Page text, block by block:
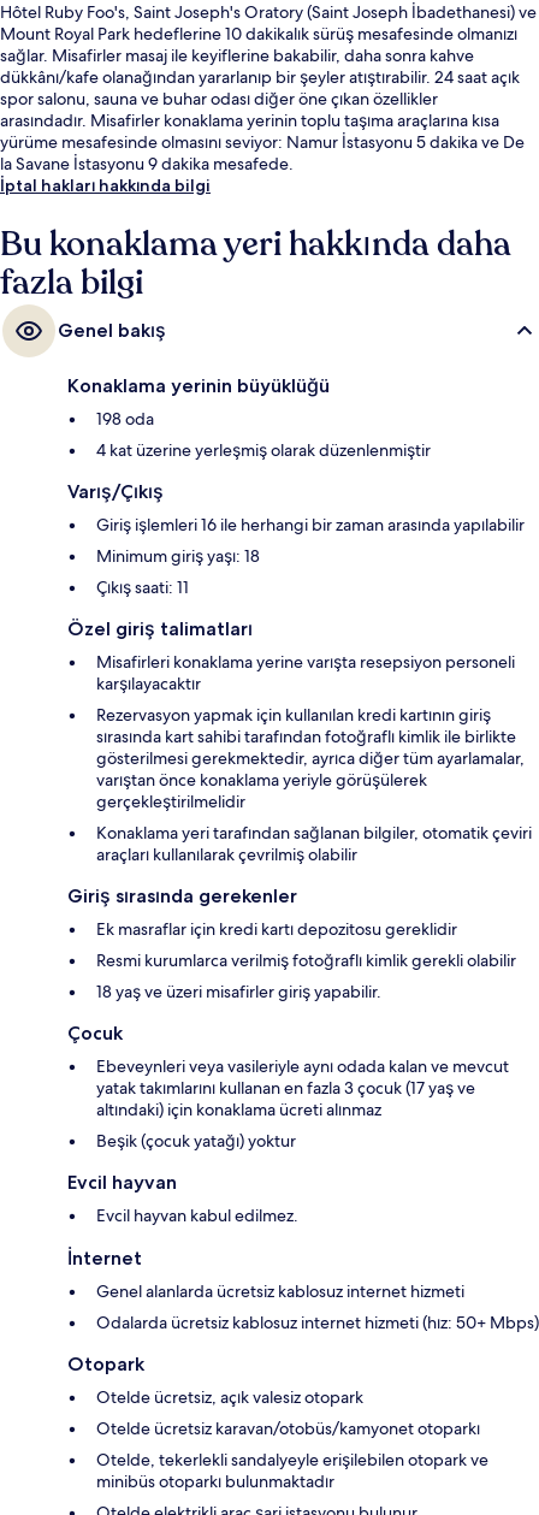
Hôtel Ruby Foo's, Saint Joseph's Oratory (Saint Joseph İbadethanesi) ve
Mount Royal Park hedeflerine 10 dakikalık sürüş mesafesinde olmanızı
sağlar. Misafirler masaj ile keyiflerine bakabilir, daha sonra kahve
dükkânı/kafe olanağından yararlanıp bir şeyler atıştırabilir. 24 saat açık
spor salonu, sauna ve buhar odası diğer öne çıkan özellikler
arasındadır. Misafirler konaklama yerinin toplu taşıma araçlarına kısa
yürüme mesafesinde olmasını seviyor: Namur İstasyonu 5 dakika ve De
la Savane İstasyonu 9 dakika mesafede.
İptal hakları hakkında bilgi
Bu konaklama yeri hakkında daha
fazla bilgi
Genel bakış
Konaklama yerinin büyüklüğü
198 oda
4 kat üzerine yerleşmiş olarak düzenlenmiştir
Varış/Çıkış
Giriş işlemleri 16 ile herhangi bir zaman arasında yapılabilir
Minimum giriş yaşı: 18
Çıkış saati: 11
Özel giriş talimatları
Misafirleri konaklama yerine varışta resepsiyon personeli
karşılayacaktır
Rezervasyon yapmak için kullanılan kredi kartının giriş
sırasında kart sahibi tarafından fotoğraflı kimlik ile birlikte
gösterilmesi gerekmektedir, ayrıca diğer tüm ayarlamalar,
varıştan önce konaklama yeriyle görüşülerek
gerçekleştirilmelidir
Konaklama yeri tarafından sağlanan bilgiler, otomatik çeviri
araçları kullanılarak çevrilmiş olabilir
Giriş sırasında gerekenler
Ek masraflar için kredi kartı depozitosu gereklidir
Resmi kurumlarca verilmiş fotoğraflı kimlik gerekli olabilir
18 yaş ve üzeri misafirler giriş yapabilir.
Çocuk
Ebeveynleri veya vasileriyle aynı odada kalan ve mevcut
yatak takımlarını kullanan en fazla 3 çocuk (17 yaş ve
altındaki) için konaklama ücreti alınmaz
Beşik (çocuk yatağı) yoktur
Evcil hayvan
Evcil hayvan kabul edilmez.
İnternet
Genel alanlarda ücretsiz kablosuz internet hizmeti
Odalarda ücretsiz kablosuz internet hizmeti (hız: 50+ Mbps)
Otopark
Otelde ücretsiz, açık valesiz otopark
Otelde ücretsiz karavan/otobüs/kamyonet otoparkı
Otelde, tekerlekli sandalyeyle erişilebilen otopark ve
minibüs otoparkı bulunmaktadır